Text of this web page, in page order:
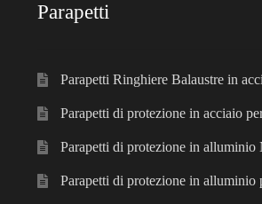
Parapetti
Parapetti Ringhiere Balaustre in
Parapetti di protezione in acciaio
Parapetti di protezione in alluminio
Parapetti di protezione in alluminio